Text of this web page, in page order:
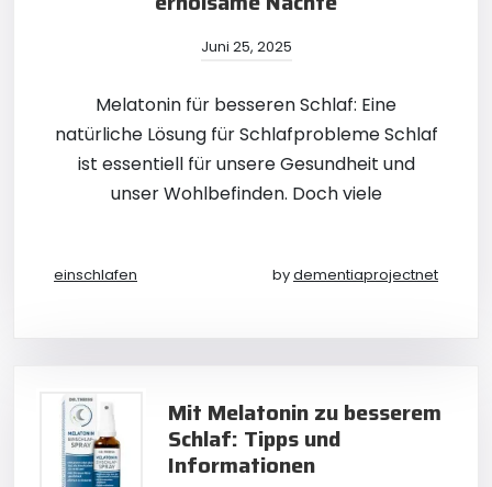
Juni 25, 2025
Melatonin für besseren Schlaf: Eine
natürliche Lösung für Schlafprobleme Schlaf
ist essentiell für unsere Gesundheit und
unser Wohlbefinden. Doch viele
einschlafen bydementiaprojectnet
Mit Melatonin zu besserem
Schlaf: Tipps und
Informationen